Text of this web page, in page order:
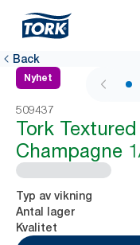
Back
Nyhet
509437
Tork
Champagne
Typ av vikning
Antal lager
Kvalitet